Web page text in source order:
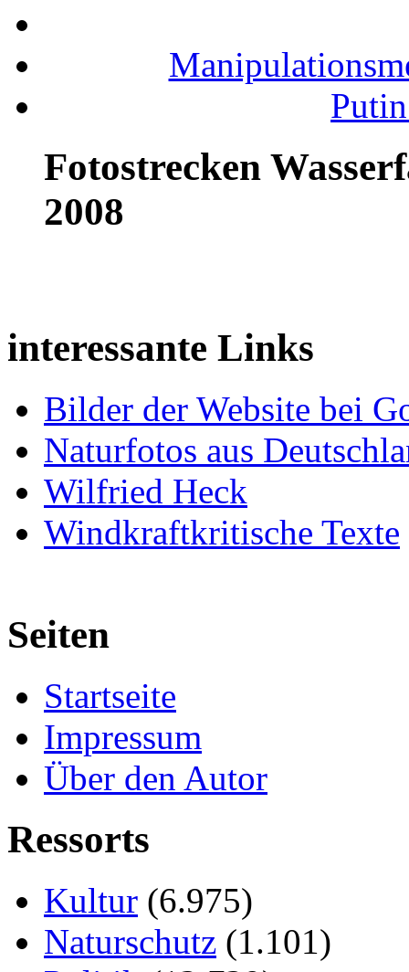
Fotostrecken
2008
interessante Links
Bilder der Website bei
Naturfotos aus
Wilfried Heck
Windkraftkritische Texte
Seiten
Startseite
Impressum
Über den Autor
Ressorts
Kultur (6.975)
Naturschutz (1.101)